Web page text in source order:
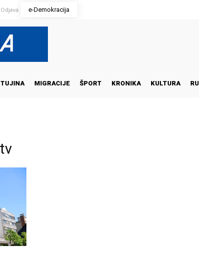
e-Demokracija
TUJINA MIGRACIJE ŠPORT KRONIKA KULTURA